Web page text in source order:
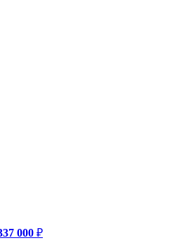
000 ₽